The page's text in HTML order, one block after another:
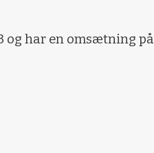
og har en omsætning på